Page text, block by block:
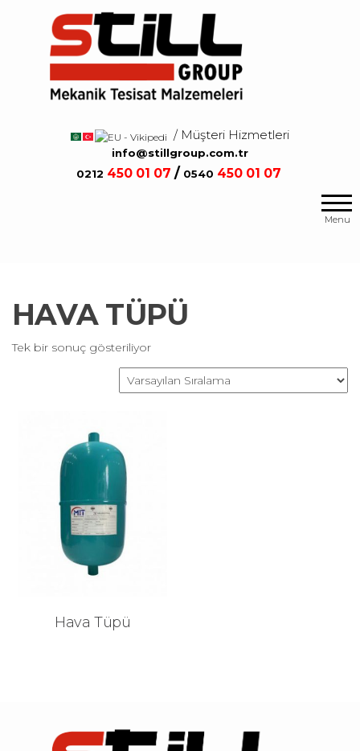
contenuto
/ Müşteri Hizmetleri
info@stillgroup.com.tr
0212 450 01 07 / 0540 450 01 07
Group
MalzemeleriMenu
HAVA TÜPÜ
Tek bir sonuç gösteriliyor
Hava Tüpü